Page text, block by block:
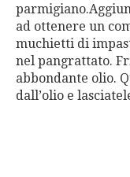
ad ottenere un
muchietti di
nel pangrattato.
abbondante olio.
dall’olio e